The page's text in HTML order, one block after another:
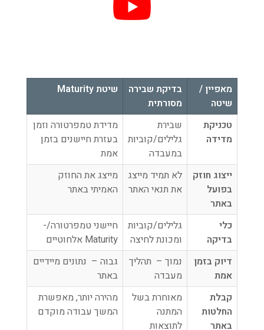
מאפיין /
שיטה
בדיקת שבירה
מסורתית
שיטתMaturity
טכניקת
מדידה
שבירת
גלילים/קוביות
במעבדה
מדידת טמפרטורה וזמן
בעזרת חיישנים בזמן
אמת
ייצוג חוזק
בפועל
באתר
לא תמיד מייצג
את תנאי האתר
מייצג את החוזק
האמיתי באתר
כלי
בדיקה
גלילים/קוביות
ומכונת לחיצה
חיישני טמפרטורה/-
Maturity אלחוטיים
דיוק בזמן
אמת
נמוך – תהליך
מעבדה
גבוה – נתונים מיידיים
באתר
קבלת
החלטות
באתר
מאוחרת בשל
המתנה
לתוצאות
מהירה יותר, מאפשרת
המשך עבודה מוקדם